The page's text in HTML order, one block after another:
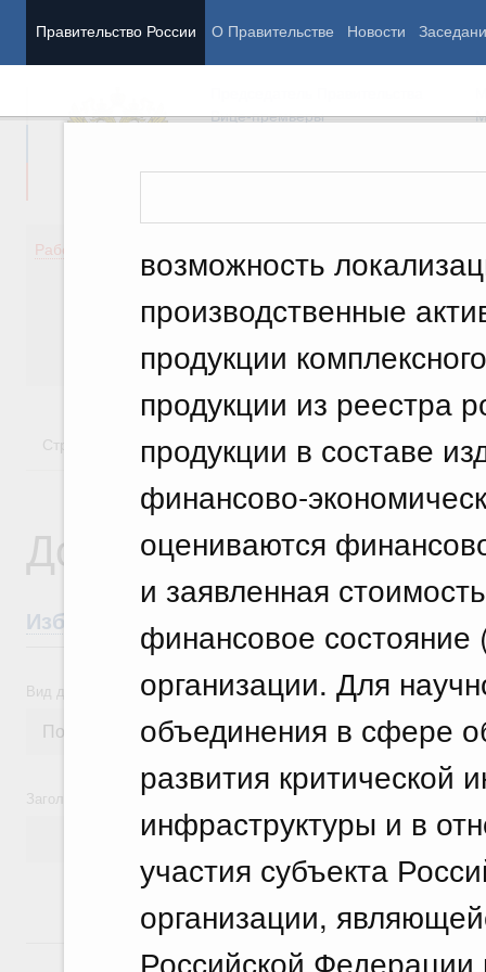
Правительство России О Правительстве Новости
возможность
производственные
продукции
продукции из реестра
продукции в составе
финансово-
оцениваются
и заявленная
финансовое состояние
организации. Для
объединения в сфере
развития критической
инфраструктуры и в
участия субъекта
организации,
Российской
Вице-премьеры
Работа Правительства
Здоровье
Культура
Государство
Стратегии Государственные программы
Документы
Избранные документы со справками к
Вид документа
Заголовок или текст документа